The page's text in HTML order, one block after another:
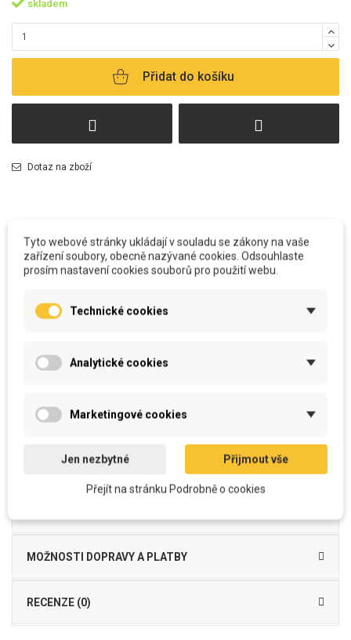
skladem
Přidat do košíku
Dotaz na zboží
POPIS
Všechny polštářkyvyrábíme u nás v šicí dílně. Od potisku, stříhání, šití
Vyroben z kvalitního a příjemného
Je možnéběžně prátpovlak i výplň bez ztráty kvality barevnosti
Povlak 100% PESse zipem na spodní straně
materiálu příjemného na dotek, který je vhodný dointeriérujakodekorační
k odpočinkupod hlavu...
MOŽNOSTI DOPRAVY A PLATBY
RECENZE (0)
Tyto webové stránky ukládají v souladu se zákony na vaše
zařízení soubory, obecně nazývané cookies. Odsouhlaste
prosím nastavení cookies souborů pro použití webu.
Technické cookies
Analytické cookies
Marketingové cookies
Jen nezbytné Přijmout vše
Přejít na stránku Podrobně o cookies